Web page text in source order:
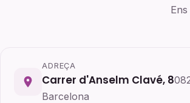
ADREÇA
Carrer d'Anselm Clavé, 8
Barcelona